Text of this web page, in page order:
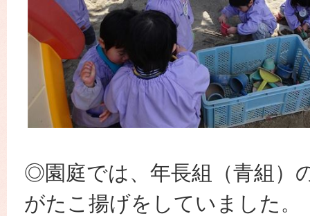
◎園庭では、年長組（青組）
がたこ揚げをしていました 。